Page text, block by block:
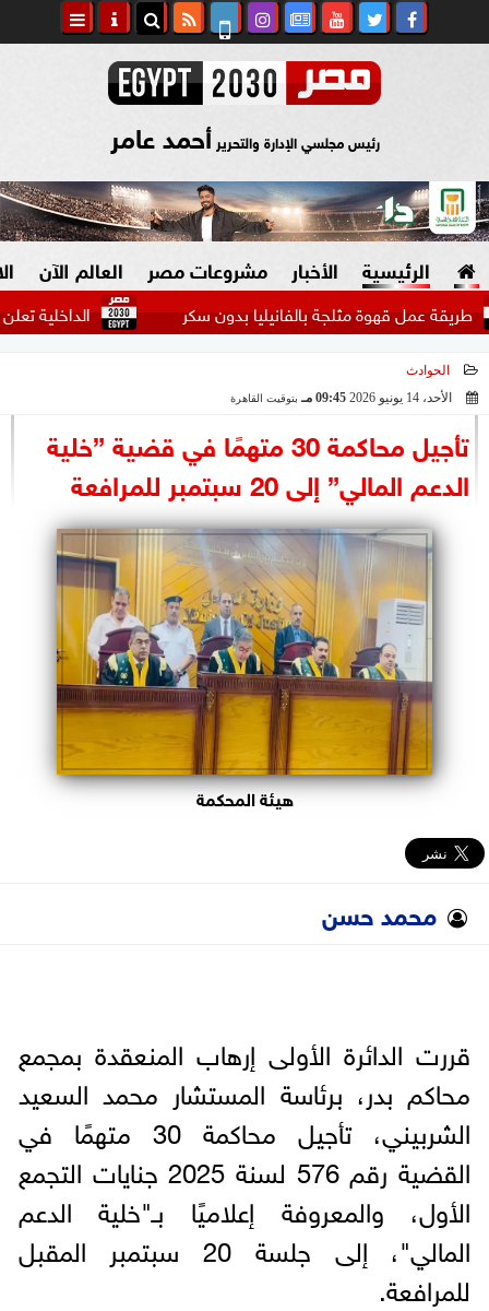
رئيس مجلسي الإدارة والتحرير أحمد عامر
الرئيسية الأخبار
السياسة
الرئاسة
البرلمان
الوزارات
الأحزاب
مشروعات مصر العالم الآن
الداخلية تعلن إبعاد قهوة مثلجة بالفانيليا بدون سكر
الحوادث
الأحد، 14 يونيو 2026
09:45 مـ بتوقيت القاهرة
تأجيل محاكمة 30 متهمًا في قضية ”خلية
الدعم المالي” إلى 20 سبتمبر للمرافعة
هيئة المحكمة
محمد حسن
قررت الدائرة الأولى إرهاب المنعقدة بمجمع
محاكم بدر، برئاسة المستشار محمد السعيد
الشربيني، تأجيل محاكمة 30 متهمًا في
القضية رقم 576 لسنة 2025 جنايات التجمع
الأول، والمعروفة إعلاميًا بـ"خلية الدعم
المالي"، إلى جلسة 20 سبتمبر المقبل
للمرافعة.